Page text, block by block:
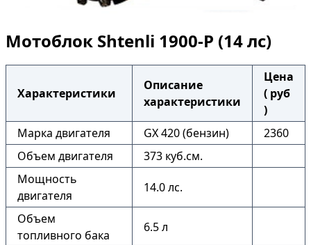
Мотоблок Shtenli 1900-P (14 лс)
Характеристики
Описание
характеристики
Цена
( руб
)
Марка двигателя
GX 420 (бензин)
2360
Объем двигателя
373 куб.см.
Мощность
двигателя
14.0 лс.
Объем
топливного бака
6.5 л